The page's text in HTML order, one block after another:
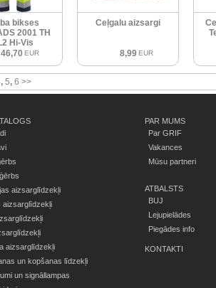
bikses
2001 TH
Hi-Vis
zilas
46,70 EUR
Ceļgalu aizsargi
8,99 EUR
5 6 >>
aizsarglīdzekļi
aizsarglīdzekļi
aizsarglīdzekļi
un kopšanas līdzekļi
un signāllampas
PAR MUMS
Par GRIF
Vakances
Mūsu partneri
ATBALSTS
BUJ
Lejupielādes
Piegādes info
KONTAKTI